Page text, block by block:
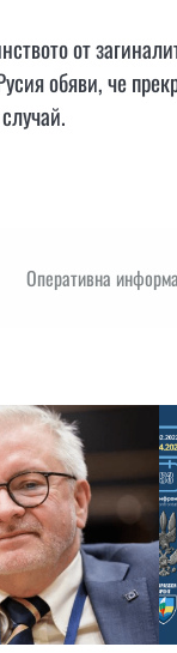
от
обяви, че
Оперативна